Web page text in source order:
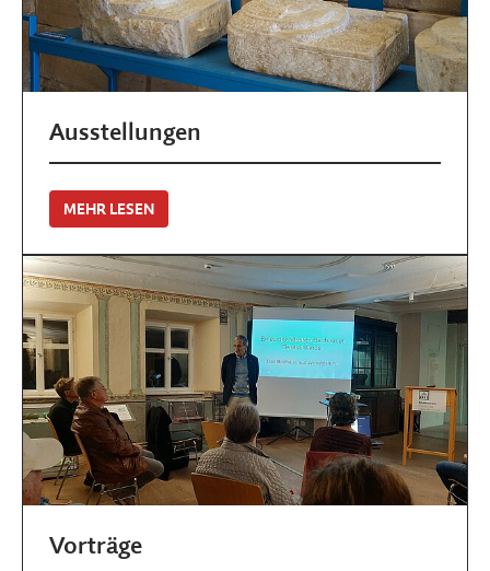
Ausstellungen
MEHR LESEN
Vorträge